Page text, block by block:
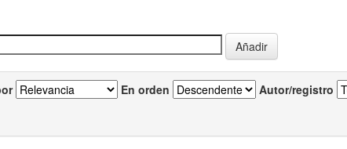
En orden Autor/registro